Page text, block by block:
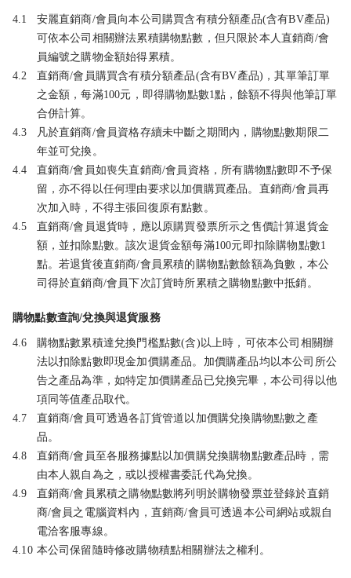
4.1
安麗直銷商/會員向本公司購買含有積分額產品(含有BV產品)
可依本公司相關辦法累積購物點數，但只限於本人直銷商/會
員編號之購物金額始得累積。
4.2
直銷商/會員購買含有積分額產品(含有BV產品)，其單筆訂單
之金額，每滿100元，即得購物點數1點，餘額不得與他筆訂單
合併計算。
4.3
凡於直銷商/會員資格存續未中斷之期間內，購物點數期限二
年並可兌換。
4.4
直銷商/會員如喪失直銷商/會員資格，所有購物點數即不予保
留，亦不得以任何理由要求以加價購買產品。直銷商/會員再
次加入時，不得主張回復原有點數。
4.5
直銷商/會員退貨時，應以原購買發票所示之售價計算退貨金
額，並扣除點數。該次退貨金額每滿100元即扣除購物點數1
點。若退貨後直銷商/會員累積的購物點數餘額為負數，本公
司得於直銷商/會員下次訂貨時所累積之購物點數中抵銷。
購物點數查詢/兌換與退貨服務
4.6
購物點數累積達兌換門檻點數(含)以上時，可依本公司相關辦
法以扣除點數即現金加價購產品。加價購產品均以本公司所公
告之產品為準，如特定加價購產品已兌換完畢，本公司得以他
項同等值產品取代。
4.7
直銷商/會員可透過各訂貨管道以加價購兌換購物點數之產
品。
4.8
直銷商/會員至各服務據點以加價購兌換購物點數產品時，需
由本人親自為之，或以授權書委託代為兌換。
4.9
直銷商/會員累積之購物點數將列明於購物發票並登錄於直銷
商/會員之電腦資料內，直銷商/會員可透過本公司網站或親自
電洽客服專線。
4.10 本公司保留隨時修改購物積點相關辦法之權利。